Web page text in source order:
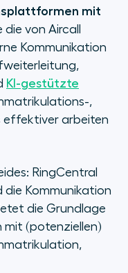
mit
die von Aircall
Kommunikation
KI-gestützte
,
effektiver arbeiten
RingCentral
die Kommunikation
die Grundlage
mit (potenziellen)